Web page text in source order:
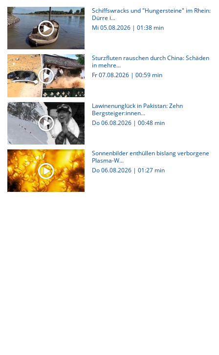
Schiffswracks und "Hungersteine" im Rhein:
Dürre i...
Mi 05.08.2026 | 01:38 min
Sturzfluten rauschen durch China: Schäden
in mehre...
Fr 07.08.2026 | 00:59 min
Lawinenunglück in Pakistan: Zehn
Bergsteiger:innen...
Do 06.08.2026 | 00:48 min
Sonnenbilder enthüllen bislang verborgene
Plasma-W...
Do 06.08.2026 | 01:27 min